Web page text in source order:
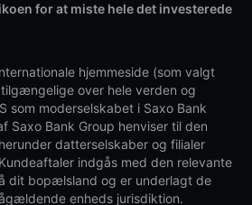
for at miste hele det investerede
hjemmeside (som valgt
over hele verden og
som moderselskabet i Saxo Bank
Saxo Bank Group henviser til den
datterselskaber og filialer
indgås med den relevante
dit bopælsland og er underlagt de
enheds jurisdiktion.